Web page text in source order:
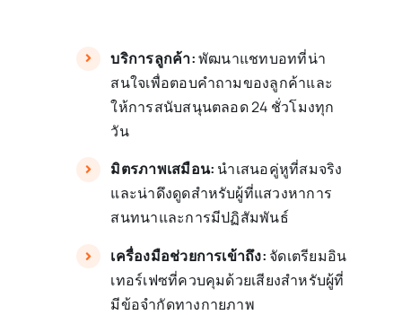
บริการลูกค้า:พัฒนาแชทบอทที่น่า
สนใจเพื่อตอบคำถามของลูกค้าและ
ให้การสนับสนุนตลอด 24 ชั่วโมงทุก
วัน
มิตรภาพเสมือน: นำเสนอคู่หูที่สมจริง
และน่าดึงดูดสำหรับผู้ที่แสวงหาการ
สนทนาและการมีปฏิสัมพันธ์
เครื่องมือช่วยการเข้าถึง: จัดเตรียมอิน
เทอร์เฟซที่ควบคุมด้วยเสียงสำหรับผู้ที่
มีข้อจำกัดทางกายภาพ